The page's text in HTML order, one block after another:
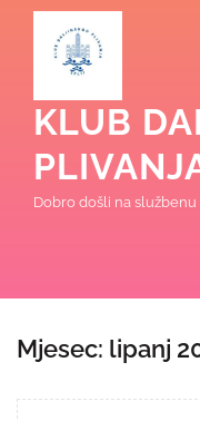
content
KLUB
Dobro došli na službenu
Mjesec: lipanj